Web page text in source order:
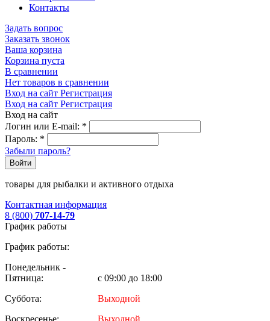
Контакты
Задать вопрос
Заказать звонок
Ваша корзина
Корзина пуста
В сравнении
Нет товаров в сравнении
Вход на сайт Регистрация
Вход на сайт Регистрация
Вход на сайт
Логин или E-mail: *
Пароль: *
Забыли пароль?
Войти
товары для рыбалки и активного отдыха
Контактная информация
8 (800) 707-14-79
График работы
График работы:
Понедельник -
Пятница:
с 09:00 до 18:00
Суббота:
Выходной
Воскресенье:
Выходной